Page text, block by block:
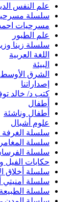
علم النفس
سلسلة
مسرحيات
علم الطيور
سلسلة زينا
اللغة العربية
البيئة
الشرق الأوسط-
إصداراتنا
كتب د/ خالد
أطفال
أطفال وناشئة
علوم أشبال
سلسلة الغرفة
سلسلة
سلسلة الفرسان
حكايات الفيل
سلسلة أخلاق
سلسلة أمنيتي
سلسلة